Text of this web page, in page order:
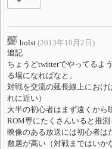
holst (2013年10月2日)
追記
ちょうどtwitterでやってるよ
る場になればなと。
対戦を交流の延長線上におけ
れに近い）
大半の初心者はまず遠くから
ROM専にたくさんいると推測
映像のある放送には初心者は
敷居が高い（対戦まではいか